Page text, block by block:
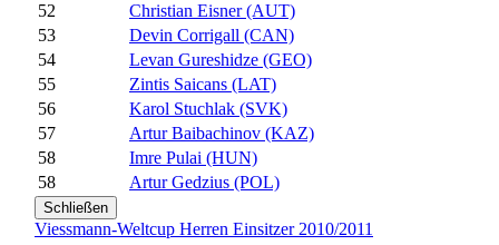
52
Christian Eisner (AUT)
53
Devin Corrigall (CAN)
54
Levan Gureshidze (GEO)
55
Zintis Saicans (LAT)
56
Karol Stuchlak (SVK)
57
Artur Baibachinov (KAZ)
58
Imre Pulai (HUN)
58
Artur Gedzius (POL)
Schließen
Viessmann-Weltcup Herren Einsitzer 2010/2011